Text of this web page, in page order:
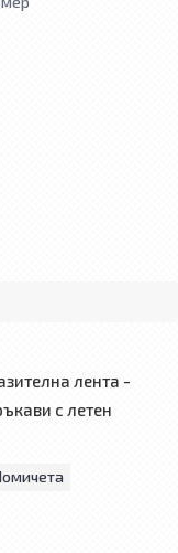
лента -
с летен